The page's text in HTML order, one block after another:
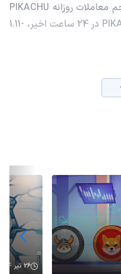
تومان در ایران معامله می‌شود. حجم معاملات روزانه PIKACHU
INU 0 دلار است و قیمت PIKACHU INU در 24 ساعت اخیر، -1.11
26 تیر 1404